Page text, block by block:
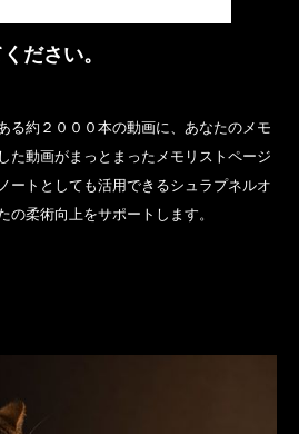
ださい。
る約２０００本の動画に、あなたのメモ
た動画がまっとまったメモリストページ
ートとしても活用できるシュラプネルオ
の柔術向上をサポートします。